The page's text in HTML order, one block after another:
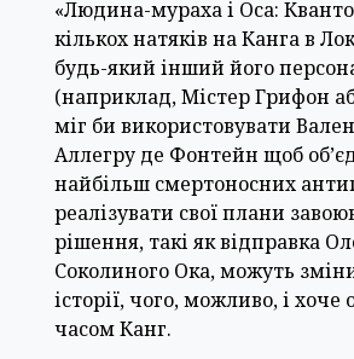
«Людина-мураха і Оса:
кількох натяків на Канга в
будь-який інший його
(наприклад, Містер Грифон
міг би використовувати
Аллегру де Фонтейн щоб
найбільш смертоносних
реалізувати свої плани
рішення, такі як відправка
Соколиного Ока, можуть
історії, чого, можливо, і
часом Канг.